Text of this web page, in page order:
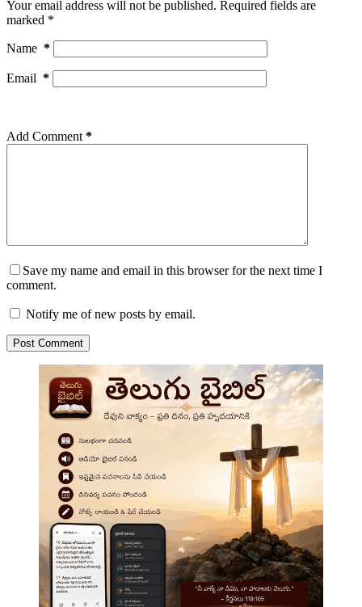
Your email address will not be published. Required fields are
marked *
Name *
Email *
Add Comment *
Save my name and email in this browser for the next time I
comment.
Notify me of new posts by email.
Post Comment